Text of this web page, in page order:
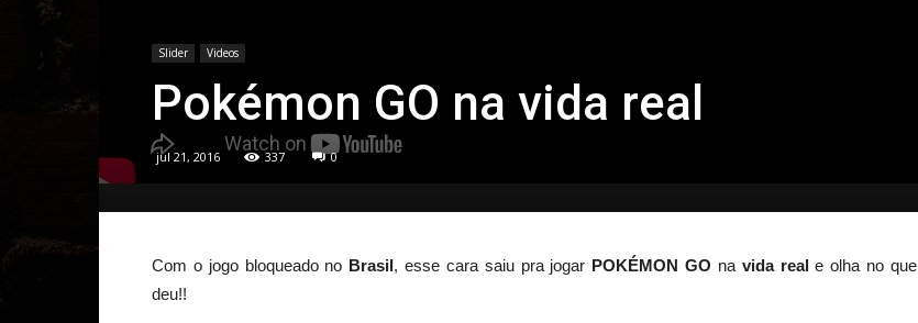
Slider Videos
Pokémon GO na vida real
jul 21, 2016 337 0
Com o jogo bloqueado no Brasil, esse cara saiu pra jogar POKÉMON GO navida reale olha no que
deu!!